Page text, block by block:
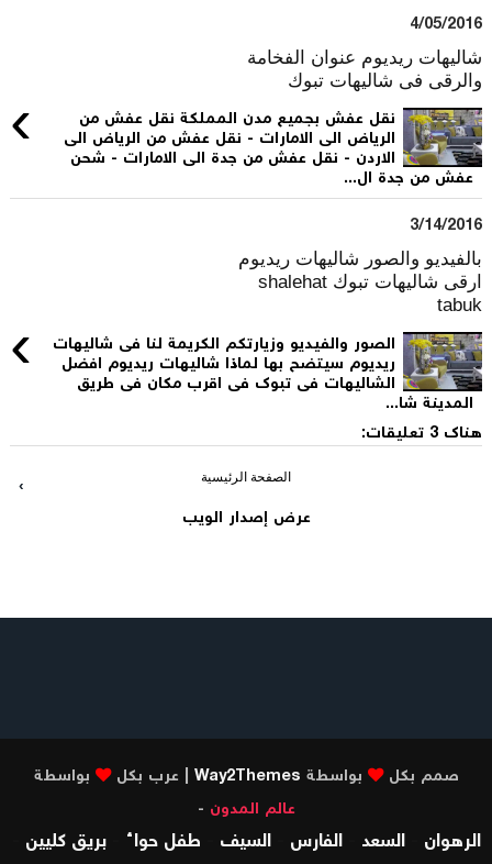
4/05/2016
شاليهات ريديوم عنوان الفخامة
والرقى فى شاليهات تبوك
›
نقل عفش بجميع مدن المملكة نقل عفش من
الرياض الى الامارات - نقل عفش من الرياض الى
الاردن - نقل عفش من جدة الى الامارات - شحن
عفش من جدة ال...
3/14/2016
بالفيديو والصور شاليهات ريديوم
ارقى شاليهات تبوك shalehat
tabuk
›
الصور والفيديو وزيارتكم الكريمة لنا فى شاليهات
ريديوم سيتضح بها لماذا شاليهات ريديوم افضل
الشاليهات فى تبوك فى اقرب مكان فى طريق
المدينة شا...
هناك 3 تعليقات:
› الصفحة الرئيسية
عرض إصدار الويب
صمم بكل بواسطة Way2Themes | عرب بكل
بواسطة
عالم المدون -
الرهوان -السعد -الفارس -السيف طفل حواء -بريق كليين